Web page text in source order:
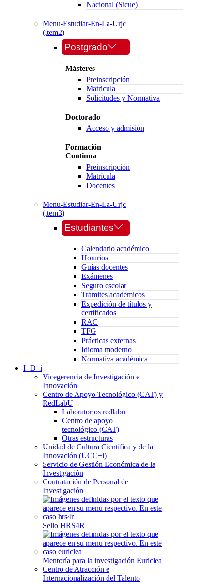
Nacional (Sicue)
Menu-Estudiar-En-La-Urjc
(item2)
Postgrado
Másteres
Preinscripción
Matrícula
Solicitudes y Normativa
Doctorado
Acceso y admisión
Formación
Continua
Preinscripción
Matrícula
Docentes
Menu-Estudiar-En-La-Urjc
(item3)
Estudiantes
Calendario académico
Horarios
Guías docentes
Exámenes
Seguro escolar
Trámites académicos
Expedición de títulos y
certificados
RAC
TFG
Prácticas externas
Idioma moderno
Normativa académica
I+D+i
Vicegerencia de Investigación e
Innovación
Centro de Apoyo Tecnológico (CAT) y
RedLabU
Laboratorios redlabu
Centro de apoyo
tecnológico (CAT)
Otras estructuras
Unidad de Cultura Científica y de la
Innovación (UCC+i)
Servicio de Gestión Económica de la
Investigación
Contratación de Personal de
Investigación
Sello HRS4R
Mentoría para la investigación Euriclea
Centro de Atracción e
Internacionalización del Talento